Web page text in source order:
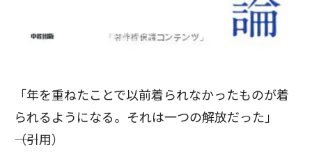
「年を重ねたことで以前着られなかったものが着
られるようになる。それは一つの解放だった」
――（引用）